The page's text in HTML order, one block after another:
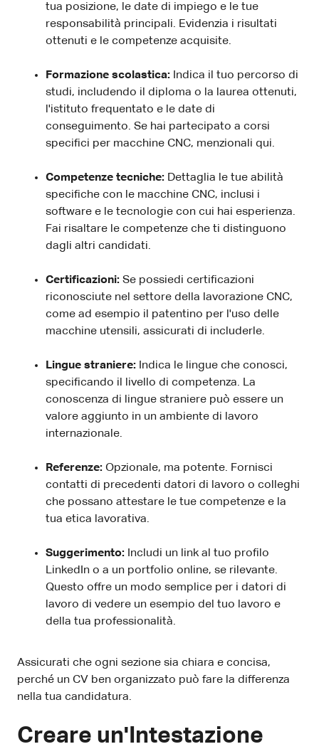
tua posizione, le date di impiego e le tue
responsabilità principali. Evidenzia i risultati
ottenuti e le competenze acquisite.
Formazione scolastica: Indica il tuo percorso di
studi, includendo il diploma o la laurea ottenuti,
l'istituto frequentato e le date di
conseguimento. Se hai partecipato a corsi
specifici per macchine CNC, menzionali qui.
Competenze tecniche: Dettaglia le tue abilità
specifiche con le macchine CNC, inclusi i
software e le tecnologie con cui hai esperienza.
Fai risaltare le competenze che ti distinguono
dagli altri candidati.
Certificazioni: Se possiedi certificazioni
riconosciute nel settore della lavorazione CNC,
come ad esempio il patentino per l'uso delle
macchine utensili, assicurati di includerle.
Lingue straniere: Indica le lingue che conosci,
specificando il livello di competenza. La
conoscenza di lingue straniere può essere un
valore aggiunto in un ambiente di lavoro
internazionale.
Referenze: Opzionale, ma potente. Fornisci
contatti di precedenti datori di lavoro o colleghi
che possano attestare le tue competenze e la
tua etica lavorativa.
Suggerimento: Includi un link al tuo profilo
LinkedIn o a un portfolio online, se rilevante.
Questo offre un modo semplice per i datori di
lavoro di vedere un esempio del tuo lavoro e
della tua professionalità.
Assicurati che ogni sezione sia chiara e concisa,
perché un CV ben organizzato può fare la differenza
nella tua candidatura.
Creare un'Intestazione